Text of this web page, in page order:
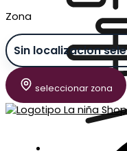
Zona
seleccionar zona